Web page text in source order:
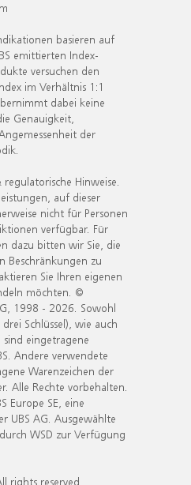
basieren auf
emittierten Index-
versuchen den
im Verhältnis 1:1
dabei keine
Genauigkeit,
der
Hinweise.
auf dieser
nicht für Personen
verfügbar. Für
dazu bitten wir Sie, die
Beschränkungen zu
Sie Ihren eigenen
möchten. ©
1998 - 2026. Sowohl
Schlüssel), wie auch
sind eingetragene
Andere verwendete
Warenzeichen der
Alle Rechte vorbehalten.
Europe SE, eine
UBS AG. Ausgewählte
WSD zur Verfügung
rights reserved.